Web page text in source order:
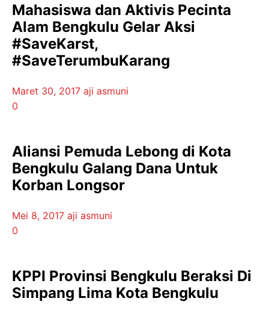
Mahasiswa dan Aktivis Pecinta
Alam Bengkulu Gelar Aksi
#SaveKarst,
#SaveTerumbuKarang
Maret 30, 2017 aji asmuni
0
Aliansi Pemuda Lebong di Kota
Bengkulu Galang Dana Untuk
Korban Longsor
Mei 8, 2017 aji asmuni
0
KPPI Provinsi Bengkulu Beraksi Di
Simpang Lima Kota Bengkulu